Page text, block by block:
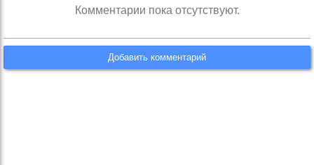
Комментарии пока отсутствуют.
Добавить комментарий